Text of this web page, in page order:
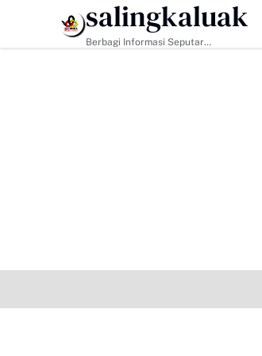
HEADLINE
salingkaluak
Berbagi Informasi Seputar